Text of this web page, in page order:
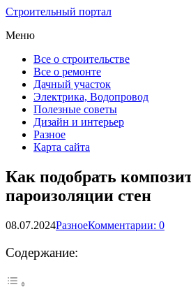
Строительный портал
Меню
Все о строительстве
Все о ремонте
Дачный участок
Электрика, Водопровод
Полезные советы
Дизайн и интерьер
Разное
Карта сайта
Как подобрать
пароизоляции стен
08.07.2024РазноеКомментарии: 0
Содержание: